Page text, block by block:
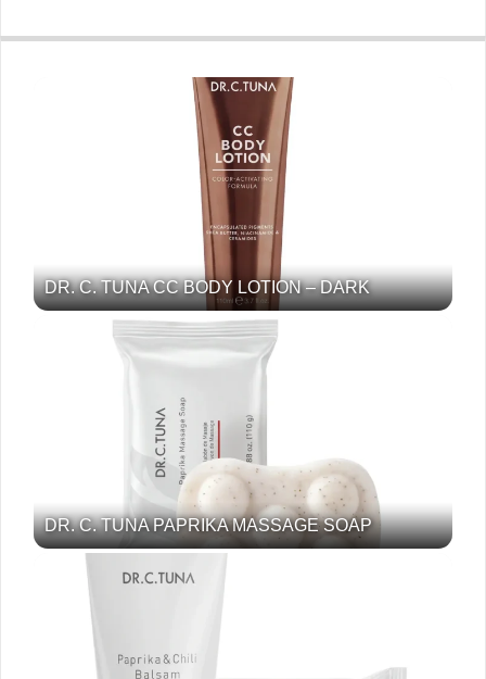
DR. C. TUNA CC BODY LOTION – DARK
DR. C. TUNA PAPRIKA MASSAGE SOAP